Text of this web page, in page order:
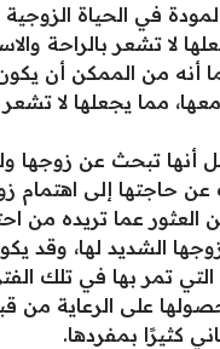
في الحياة الزوجية
لا تشعر بالراحة
أنه من الممكن أن
مما يجعلها لا
أنها تبحث عن زوجها
حاجتها إلى اهتمام
العثور عما تريده من
الشديد لها، وقد
تمر بها في تلك
على الرعاية من
كثيرًا بمفردها.